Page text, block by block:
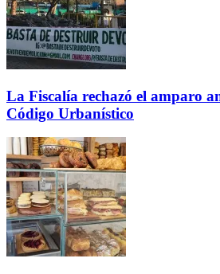
La Fiscalía rechazó el amparo
Código Urbanístico